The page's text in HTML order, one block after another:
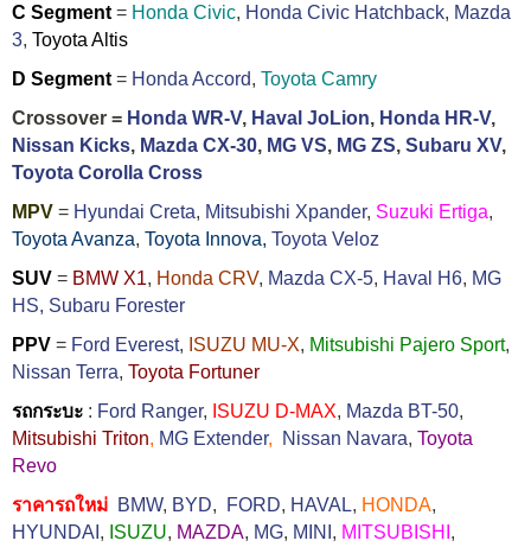
C Segment = Honda Civic, Honda Civic Hatchback, Mazda
3, Toyota Altis
D Segment = Honda Accord, Toyota Camry
Crossover = Honda WR-V, Haval JoLion, Honda HR-V,
Nissan Kicks, Mazda CX-30, MG VS, MG ZS, Subaru XV,
Toyota Corolla Cross
MPV = Hyundai Creta, Mitsubishi Xpander, Suzuki Ertiga,
Toyota Avanza, Toyota Innova, Toyota Veloz
SUV = BMW X1, Honda CRV, Mazda CX-5, Haval H6, MG
HS, Subaru Forester
PPV = Ford Everest, ISUZU MU-X, Mitsubishi Pajero Sport,
Nissan Terra, Toyota Fortuner
รถกระบะ : Ford Ranger, ISUZU D-MAX, Mazda BT-50,
Mitsubishi Triton, MG Extender, Nissan Navara, Toyota
Revo
ราคารถใหม่ BMW, BYD, FORD, HAVAL, HONDA,
HYUNDAI , ISUZU, MAZDA, MG, MINI , MITSUBISHI ,